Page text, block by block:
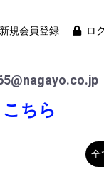
新規会員登録 ロ
こちら